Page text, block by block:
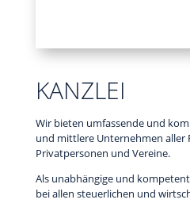
KANZLEI
Wir bieten umfassende und
und mittlere Unternehmen aller
Privatpersonen und Vereine.
Als unabhängige und
bei allen steuerlichen und